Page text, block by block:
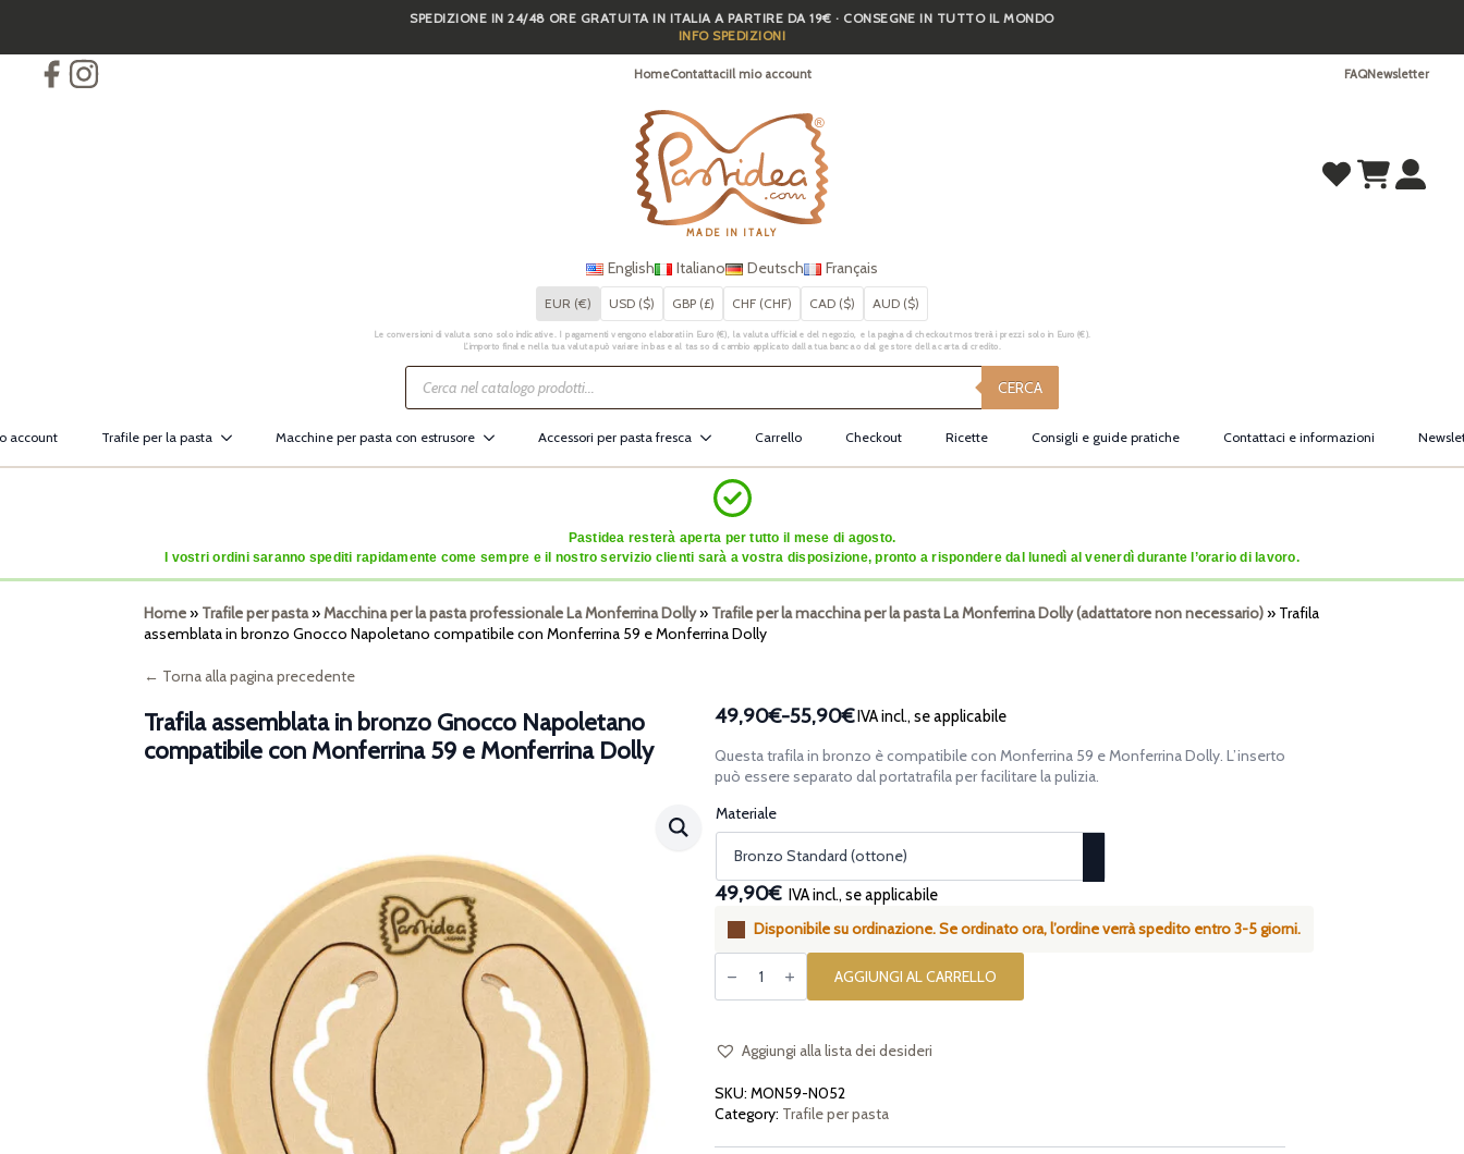
content
SPEDIZIONE IN 24/48 ORE GRATUITA IN ITALIA A PARTIRE DA 19€ · CONSEGNE IN TUTTO IL MONDO
INFO SPEDIZIONI
HomeContattaciIl mio account FAQNewsletter
MADE IN ITALY
English Italiano Deutsch Français
EUR (€) USD ($) GBP (£) CHF (CHF) CAD ($) AUD ($)
Le conversioni di valuta sono solo indicative. I pagamenti vengono elaborati in Euro (€), la valuta ufficiale del negozio, e la pagina di checkout mostrerà i prezzi solo in Euro (€).
L’importo finale nella tua valuta può variare in base al tasso di cambio applicato dalla tua banca o dal gestore della carta di credito.
Ricerca
prodotti CERCA
account Trafile per la pasta Macchine per pasta con estrusore Accessori per pasta fresca Carrello Checkout Ricette Consigli e guide pratiche Contattaci e informazioni
Pastidea resterà aperta per tutto il mese di agosto.
I vostri ordini saranno spediti rapidamente come sempre e il nostro servizio clienti sarà a vostra disposizione, pronto a rispondere dal lunedì al venerdì durante l’orario di lavoro.
Home» Trafile per pasta»Macchina per la pasta professionale La Monferrina Dolly» Trafile per la macchina per la pasta La Monferrina Dolly (adattatore non necessario)» Trafila
assemblata in bronzo Gnocco Napoletano compatibile con Monferrina 59 e Monferrina Dolly
← Torna alla pagina precedente
Trafila assemblata in bronzo Gnocco Napoletano
compatibile con Monferrina 59 e Monferrina Dolly
49,90€-55,90€
Fascia
di
prezzo:
49,90€
IVA incl., se applicabile
Questa trafila in bronzo è compatibile con Monferrina 59 e Monferrina Dolly. L’inserto
può essere separato dal portatrafila per facilitare la pulizia.
Materiale
49,90€ IVA incl., se applicabile
Disponibile su ordinazione. Se ordinato ora, l’ordine verrà spedito entro 3-5 giorni.
Trafila
assemblata
bronzo
compatibile
59
e
Monferrina
Dolly
AGGIUNGI AL CARRELLO
Aggiungi alla lista dei desideri
SKU: MON59-N052
Category: Trafile per pasta